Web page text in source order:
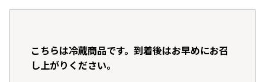
こちらは冷蔵商品です。到着後はお早めにお召
し上がりください。